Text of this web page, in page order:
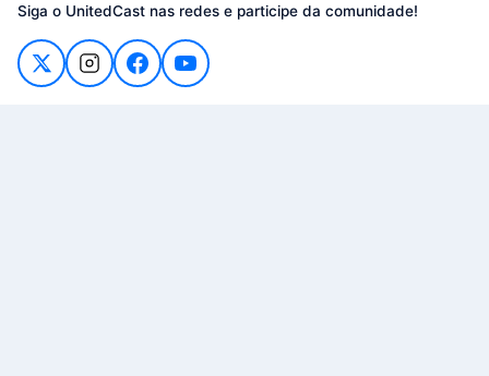
Siga o UnitedCast nas redes e participe da comunidade!